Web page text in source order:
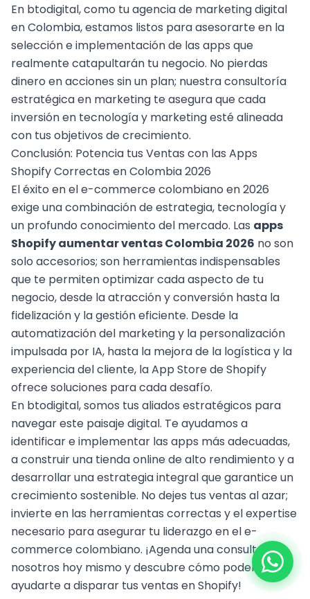
En btodigital, como tuagencia de marketing digital
en Colombia, estamos listos para asesorarte en la
selección e implementación de las apps que
realmente catapultarán tu negocio. No pierdas
dinero en acciones sin un plan; nuestraconsultoría
estratégica en marketing te asegura que cada
inversión en tecnología y marketing esté alineada
con tus objetivos de crecimiento.
Conclusión: Potencia tus Ventas con las Apps
Shopify Correctas en Colombia 2026
El éxito en el e-commerce colombiano en 2026
exige una combinación de estrategia, tecnología y
un profundo conocimiento del mercado. Las apps
Shopify aumentar ventas Colombia 2026 no son
solo accesorios; son herramientas indispensables
que te permiten optimizar cada aspecto de tu
negocio, desde la atracción y conversión hasta la
fidelización y la gestión eficiente. Desde la
automatización del marketing y la personalización
impulsada por IA, hasta la mejora de la logística y la
experiencia del cliente, la App Store de Shopify
ofrece soluciones para cada desafío.
En btodigital, somos tus aliados estratégicos para
navegar este paisaje digital. Te ayudamos a
identificar e implementar las apps más adecuadas,
a construir una tienda online de alto rendimiento y a
desarrollar una estrategia integral que garantice un
crecimiento sostenible. No dejes tus ventas al azar;
invierte en las herramientas correctas y el expertise
necesario para asegurar tu liderazgo en el e-
commerce colombiano. ¡Agenda una consulta con
nosotros hoy mismo y descubre cómo podemos
ayudarte a disparar tus ventas en Shopify!